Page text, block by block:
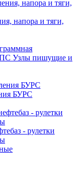
напора и тяги,
Узлы пишущие и
БУРС
- рулетки